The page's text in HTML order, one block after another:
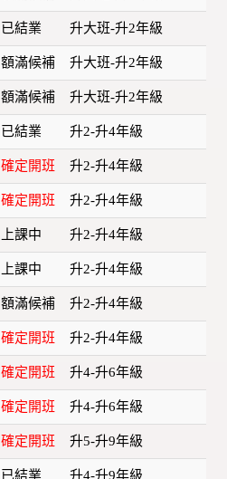
已結業 升大班-升2年級
額滿候補 升大班-升2年級
額滿候補 升大班-升2年級
已結業 升2-升4年級
確定開班 升2-升4年級
確定開班 升2-升4年級
上課中 升2-升4年級
上課中 升2-升4年級
額滿候補 升2-升4年級
確定開班 升2-升4年級
確定開班 升4-升6年級
確定開班 升4-升6年級
確定開班 升5-升9年級
已結業 升4-升9年級